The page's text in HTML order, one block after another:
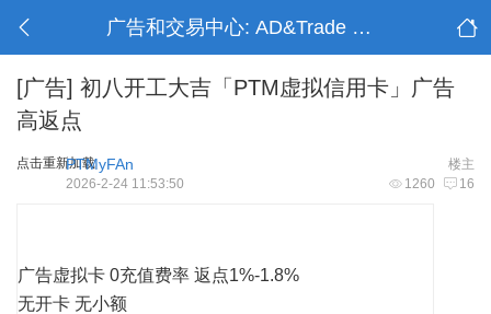
广告和交易中心: AD&Trade Center
[广告] 初八开工大吉「PTM虚拟信用卡」广告
高返点
点击重新加载 楼主
PTMyFAn
1260 16
2026-2-24 11:53:50
广告虚拟卡 0充值费率 返点1%-1.8%
无开卡 无小额